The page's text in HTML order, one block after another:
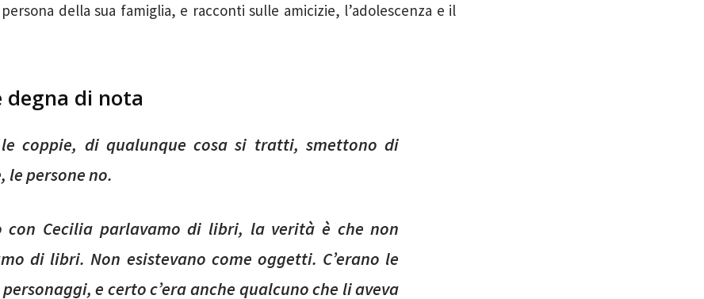
della sua famiglia, e racconti sulle amicizie, l’adolescenza e il
degna di nota
le coppie, di qualunque cosa si tratti, smettono di
le persone no.
con Cecilia parlavamo di libri, la verità è che non
di libri. Non esistevano come oggetti. C’erano le
e certo c’era anche qualcuno che li aveva